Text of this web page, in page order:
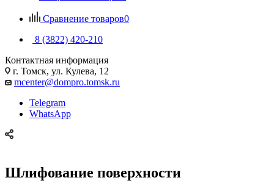
Сравнение товаров0
8 (3822) 420-210
Контактная информация
г. Томск, ул. Кулева, 12
mcenter@dompro.tomsk.ru
Telegram
WhatsApp
Шлифование поверхности